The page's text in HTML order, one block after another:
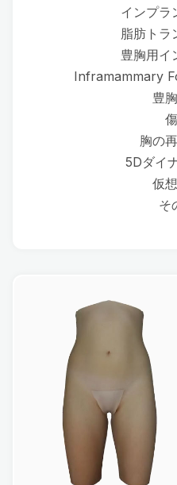
インプラ
脂肪トラ
豊胸用イ
Inframammary
豊
胸の
5Dダイ
仮
そ